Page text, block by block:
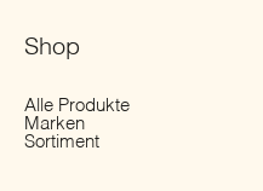
Shop
Alle Produkte
Marken
Sortiment